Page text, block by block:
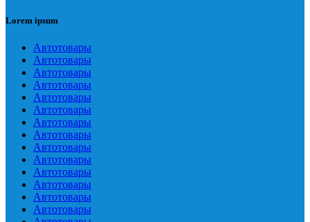
Lorem ipsum
Автотовары
Автотовары
Автотовары
Автотовары
Автотовары
Автотовары
Автотовары
Автотовары
Автотовары
Автотовары
Автотовары
Автотовары
Автотовары
Автотовары